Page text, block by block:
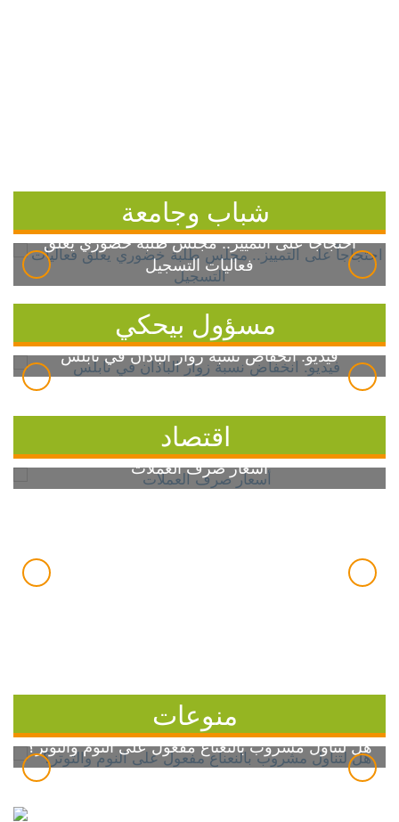
شباب وجامعة
احتجاجاً على التمييز.. مجلس طلبة خضوري يعلق
فعاليات التسجيل
مسؤول بيحكي
فيديو: انخفاض نسبة زوار الباذان في نابلس
اقتصاد
أسعار صرف العملات
منوعات
هل لتناول مشروب بالنعناع مفعول على النوم والتوتر؟